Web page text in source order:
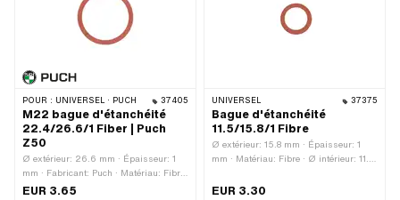
POUR : UNIVERSEL · PUCH 37405
M22 bague d'étanchéité
22.4/26.6/1 Fiber | Puch
Z50
Ø extérieur: 26.6 mm · Épaisseur: 1
mm · Fabricant: Puch · Matériau: Fibre
· Lieu d'utilisation: Couvercle du boîtier
EUR 3.65
UNIVERSEL 37375
Bague d'étanchéité
11.5/15.8/1 Fibre
Ø extérieur: 15.8 mm · Épaisseur: 1
mm · Matériau: Fibre · Ø intérieur: 11.5
EUR 3.30